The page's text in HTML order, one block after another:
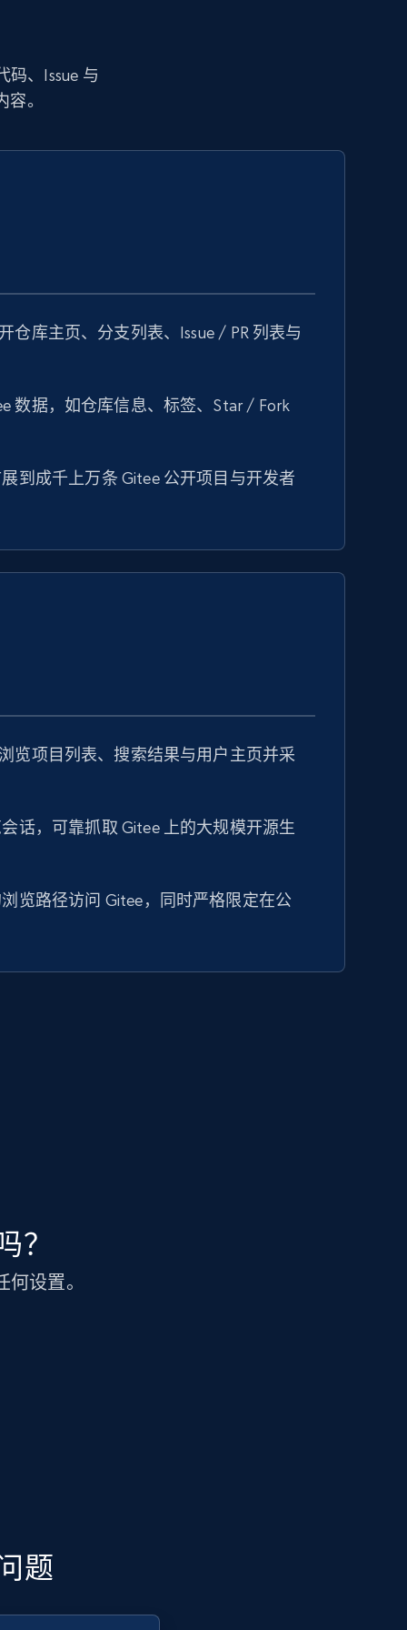
码、Issue 与
。
仓库主页、分支列表、Issue / PR 列表与
数据，如仓库信息、标签、Star / Fork
到成千上万条 Gitee 公开项目与开发者
览项目列表、搜索结果与用户主页并采
话，可靠抓取 Gitee 上的大规模开源生
览路径访问 Gitee，同时严格限定在公
？
设置。
题